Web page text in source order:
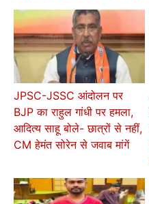
JPSC-JSSC आंदोलन पर
BJP का राहुल गांधी पर हमला,
आदित्य साहू बोले- छात्रों से नहीं,
CM हेमंत सोरेन से जवाब मांगें